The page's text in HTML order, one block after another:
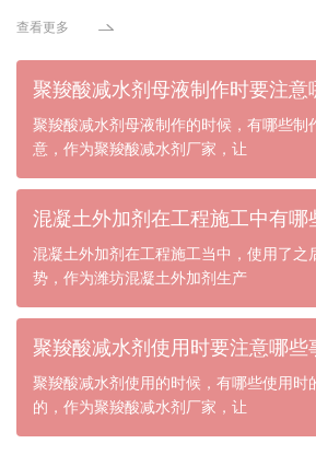
查看更多
聚羧酸减水剂母液制作时要注意
聚羧酸减水剂母液制作的时候，有哪些制
意，作为聚羧酸减水剂厂家，让
混凝土外加剂在工程施工中有哪
混凝土外加剂在工程施工当中，使用了之
势，作为潍坊混凝土外加剂生产
聚羧酸减水剂使用时要注意哪些
聚羧酸减水剂使用的时候，有哪些使用时
的，作为聚羧酸减水剂厂家，让